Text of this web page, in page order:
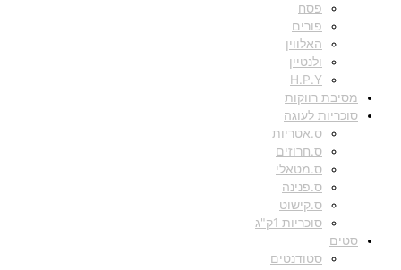
פסח
פורים
האלווין
ולנטיין
H.P.Y
מסיבת רווקות
סוכריות לעוגה
ס.אטריות
ס.חרוזים
ס.מטאלי
ס.פנינה
ס.קישוט
סוכריות 1ק"ג
סטים
סטודנטים